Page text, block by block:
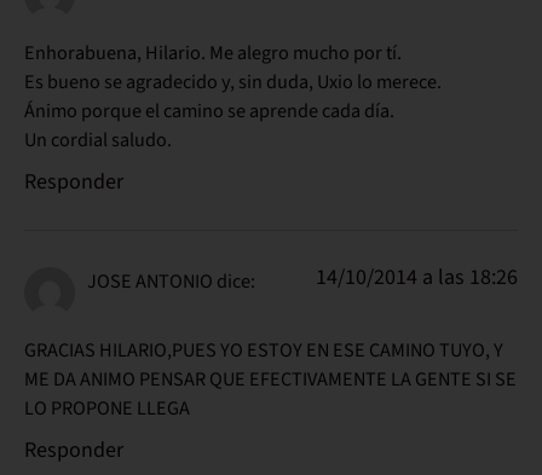
Enhorabuena, Hilario. Me alegro mucho por tí.
Es bueno se agradecido y, sin duda, Uxio lo merece.
Ánimo porque el camino se aprende cada día.
Un cordial saludo.
Responder
JOSE ANTONIO dice: 14/10/2014 a las 18:26
GRACIAS HILARIO,PUES YO ESTOY EN ESE CAMINO TUYO, Y
ME DA ANIMO PENSAR QUE EFECTIVAMENTE LA GENTE SI SE
LO PROPONE LLEGA
Responder